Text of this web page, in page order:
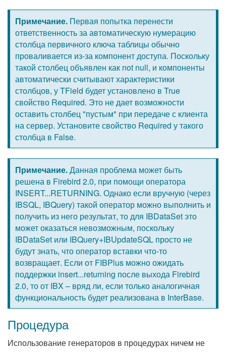
Примечание. Первая попытка перенести
ответственность за автоматическую нумерацию
столбца первичного ключа таблицы обычно
проваливается из-за компонент доступа. Поскольку
такой столбец объявлен как not null, и компоненты
автоматически считывают характеристики
столбцов, у TField будет установлено в True
свойство Required. Это не дает возможности
оставить столбец "пустым" при передаче с клиента
на сервер. Установите свойство Required у такого
столбца в False.
Примечание.Данная проблема может быть
решена в Firebird 2.0, при помощи оператора
INSERT...RETURNING. Однако если вручную (через
IBSQL, IBQuery) такой оператор можно выполнить и
получить из него результат, то для IBDataSet это
может оказаться невозможным, поскольку
IBDataSet или IBQuery+IBUpdateSQL просто не
будут знать, что оператор вставки что-то
возвращает. Если от FIBPlus можно ожидать
поддержки insert...returning после выхода Firebird
2.0, то от IBX – вряд ли, если только аналогичная
функциональность будет реализована в InterBase.
Процедура
Использование генераторов в процедурах ничем не